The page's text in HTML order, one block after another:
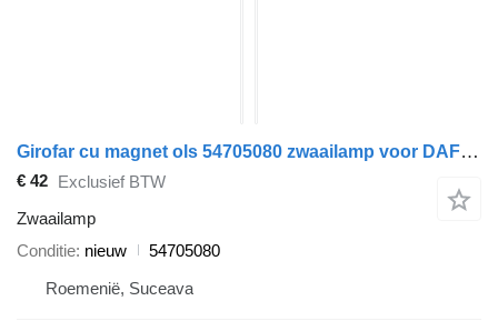
Girofar cu magnet ols 54705080 zwaailamp voor DAF LF45 trekker
€ 42 Exclusief BTW
Zwaailamp
Conditie nieuw
54705080
Roemenië, Suceava